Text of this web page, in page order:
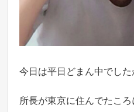
今日は平日どまん中でし
所長が東京に住んでたこ